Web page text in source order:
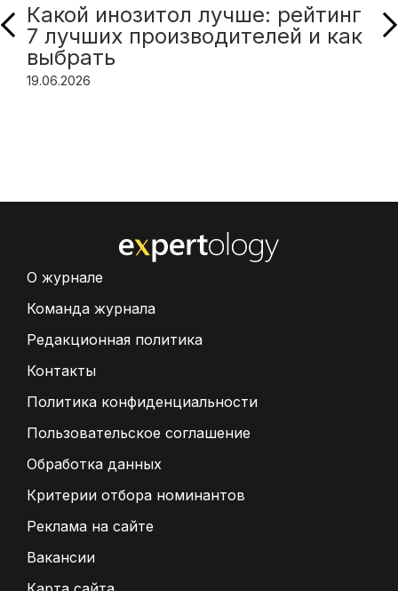
Какой инозитол лучше: рейтинг
7 лучших производителей и как
выбрать
19.06.2026
О журнале
Команда журнала
Редакционная политика
Контакты
Политика конфиденциальности
Пользовательское соглашение
Обработка данных
Критерии отбора номинантов
Реклама на сайте
Вакансии